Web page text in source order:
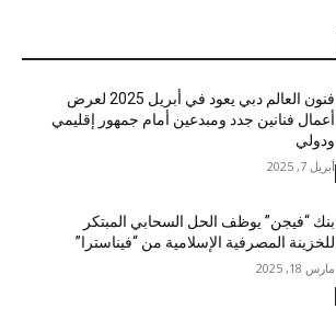
فنون العالم دبي يعود في أبريل 2025 لعرض
أعمال فنانين جدد ومبدعين أمام جمهور إقليمي
ودولي
أبريل 7, 2025
بنك “فيجن” يوظف الحل السحابي المبتكر
للخزينة المصرفية الإسلامية من “فيناسترا”
مارس 18, 2025